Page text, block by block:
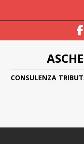
CONSULENZA